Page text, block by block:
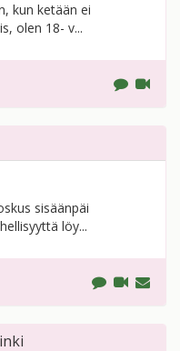
kun ketään ei
olen 18- v...
sisäänpäi
löy...